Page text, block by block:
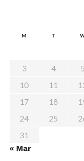
M T
3
4 5
10
11
17
18
24
25
31
« Mar